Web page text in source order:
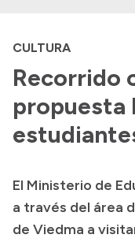
Referentes de
Archivo de noticias
Transparencia
Boletín Oficial
Compras y
CULTURA
Recorrido
propuesta
El Ministerio de
a través del área
de Viedma a